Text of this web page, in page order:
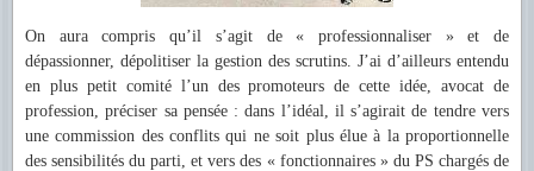
On aura compris qu’il s’agit de « professionnaliser » et de
dépassionner, dépolitiser la gestion des scrutins. J’ai d’ailleurs entendu
en plus petit comité l’un des promoteurs de cette idée, avocat de
profession, préciser sa pensée : dans l’idéal, il s’agirait de tendre vers
une commission des conflits qui ne soit plus élue à la proportionnelle
des sensibilités du parti, et vers des « fonctionnaires » du PS chargés de